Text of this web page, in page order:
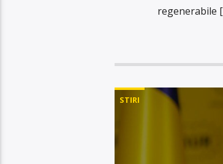
regenerabile
STIRI